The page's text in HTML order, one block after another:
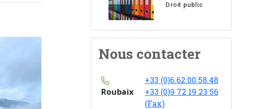
Droit public
Nous contacter
Roubaix
+33 (0)6.62.00.58.48
+33 (0)9 72 19 23 56
(Fax)